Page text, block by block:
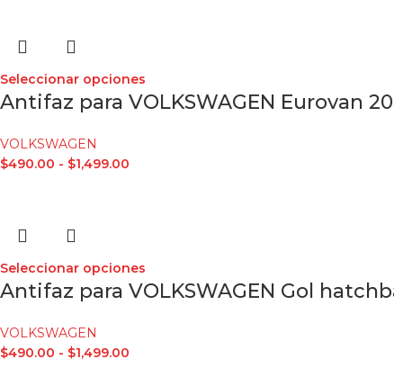
Seleccionar opciones
Antifaz para VOLKSWAGEN Eurovan
VOLKSWAGEN
$490.00 - $1,499.00
Seleccionar opciones
Antifaz para VOLKSWAGEN Gol
VOLKSWAGEN
$490.00 - $1,499.00